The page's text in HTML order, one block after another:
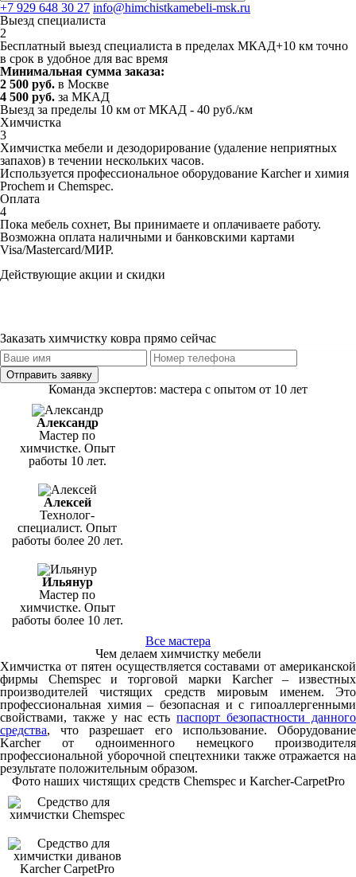
+7 929 648 30 27 info@himchistkamebeli-msk.ru
Выезд специалиста
2
Бесплатный выезд специалиста в пределах МКАД+10 км точно
в срок в удобное для вас время
Минимальная сумма заказа:
2 500 руб. в Москве
4 500 руб. за МКАД
Выезд за пределы 10 км от МКАД - 40 руб./км
Химчистка
3
Химчистка мебели и дезодорирование (удаление неприятных
запахов) в течении нескольких часов.
Используется профессиональное оборудование Karcher и химия
Prochem и Chemspec.
Оплата
4
Пока мебель сохнет, Вы принимаете и оплачиваете работу.
Возможна оплата наличными и банковскими картами
Visa/Mastercard/МИР.
Действующие акции и скидки
Заказать химчистку ковра прямо сейчас
Отправить заявку
Команда экспертов: мастера с опытом от 10 лет
Александр
Мастер по
химчистке. Опыт
работы 10 лет.
Алексей
Технолог-
специалист. Опыт
работы более 20 лет.
Ильянур
Мастер по
химчистке. Опыт
работы более 10 лет.
Все мастера
Чем делаем химчистку мебели
Химчистка от пятен осуществляется составами от американской
фирмы Chemspec и торговой марки Karcher – известных
производителей чистящих средств мировым именем. Это
профессиональная химия – безопасная и с гипоаллергенными
свойствами, также у нас естьпаспорт безопастности данного
средства, что разрешает его использование. Оборудование
Karcher от одноименного немецкого производителя
профессиональной уборочной спецтехники также отражается на
результате положительным образом.
Фото наших чистящих средств Chemspec и Karcher-CarpetPro